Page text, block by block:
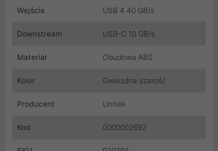
Wejście USB 4 40 GB/s
Downstream USB-C 10 GB/s
Materiał Obudowa ABS
Kolor Gwiezdna szarość
Producent Unitek
Kod 0000002692